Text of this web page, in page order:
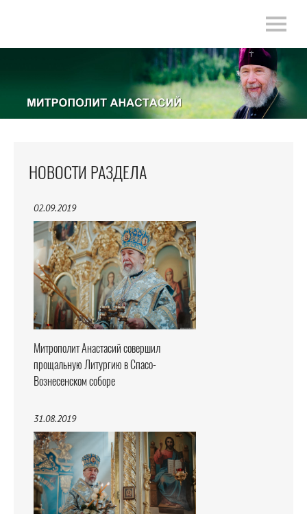
НОВОСТИ РАЗДЕЛА
02.09.2019
Митрополит Анастасий совершил
прощальную Литургию в Спасо-
Вознесенском соборе
31.08.2019